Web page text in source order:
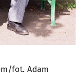
fot. Adam